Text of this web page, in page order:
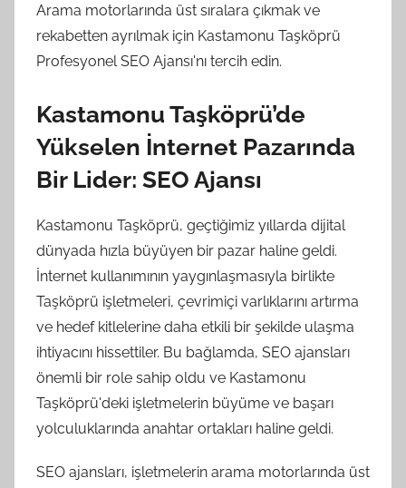
Arama motorlarında üst sıralara çıkmak ve
rekabetten ayrılmak için Kastamonu Taşköprü
Profesyonel SEO Ajansı'nı tercih edin.
Kastamonu Taşköprü’de
Yükselen İnternet Pazarında
Bir Lider: SEO Ajansı
Kastamonu Taşköprü, geçtiğimiz yıllarda dijital
dünyada hızla büyüyen bir pazar haline geldi.
İnternet kullanımının yaygınlaşmasıyla birlikte
Taşköprü işletmeleri, çevrimiçi varlıklarını artırma
ve hedef kitlelerine daha etkili bir şekilde ulaşma
ihtiyacını hissettiler. Bu bağlamda, SEO ajansları
önemli bir role sahip oldu ve Kastamonu
Taşköprü'deki işletmelerin büyüme ve başarı
yolculuklarında anahtar ortakları haline geldi.
SEO ajansları, işletmelerin arama motorlarında üst